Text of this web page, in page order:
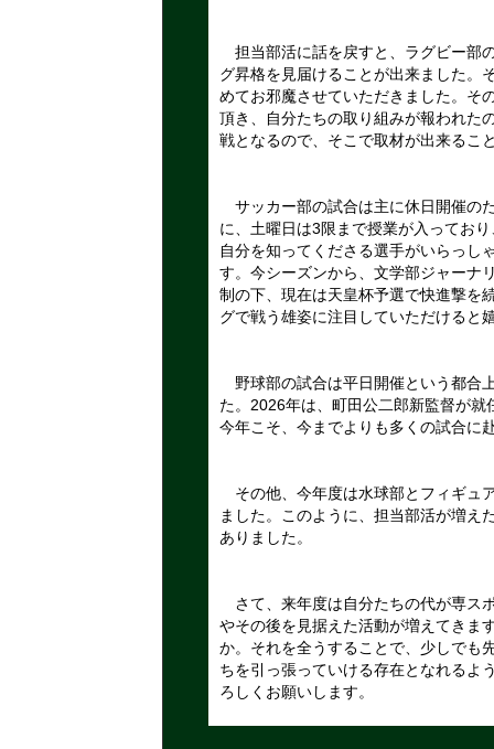
担当部活に話を戻すと、ラグビー部
グ昇格を見届けることが出来ました。
めてお邪魔させていただきました。そ
頂き、自分たちの取り組みが報われた
戦となるので、そこで取材が出来るこ
サッカー部の試合は主に休日開催の
に、土曜日は3限まで授業が入ってお
自分を知ってくださる選手がいらっし
す。今シーズンから、文学部ジャーナ
制の下、現在は天皇杯予選で快進撃を
グで戦う雄姿に注目していただけると
野球部の試合は平日開催という都合
た。2026年は、町田公二郎新監督が
今年こそ、今までよりも多くの試合に
その他、今年度は水球部とフィギュ
ました。このように、担当部活が増え
ありました。
さて、来年度は自分たちの代が専ス
やその後を見据えた活動が増えてきま
か。それを全うすることで、少しでも
ちを引っ張っていける存在となれるよ
ろしくお願いします。